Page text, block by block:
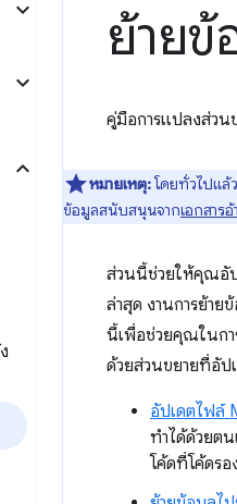
ย้ายข้
คู่มือการแปลงส่ว
หมายเหตุ:โดยทั่วไปแล้
ข้อมูลสนับสนุนจากเอกสารอ้
ส่วนนี้ช่วยให้คุณอั
ล่าสุด งานการย้าย
นี้เพื่อช่วยคุณในกา
ด้วยส่วนขยายที่อัป
อัปเดตไฟล์
ทำได้ด้วยต
โค้ดที่โค้ดรอ